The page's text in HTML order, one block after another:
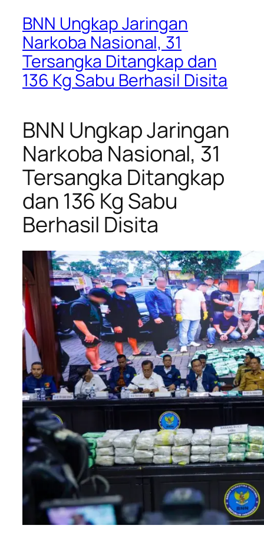
BNN Ungkap Jaringan
Narkoba Nasional, 31
Tersangka Ditangkap dan
136 Kg Sabu Berhasil Disita
BNN Ungkap Jaringan
Narkoba Nasional, 31
Tersangka Ditangkap
dan 136 Kg Sabu
Berhasil Disita